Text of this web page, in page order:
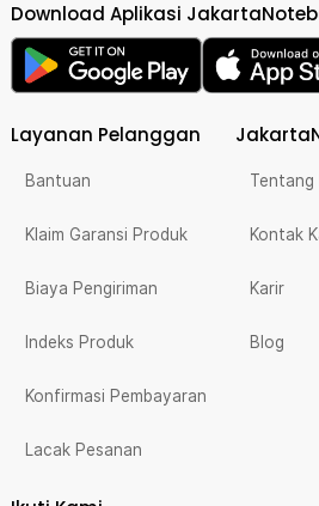
Download Aplikasi
Layanan Pelanggan
Bantuan
Klaim Garansi Produk
Biaya Pengiriman
Indeks Produk
Konfirmasi Pembayaran
Lacak Pesanan
Tentang
Kontak
Karir
Blog